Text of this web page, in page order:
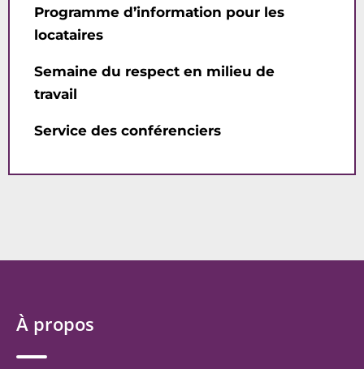
Programme d’information pour les
locataires
Semaine du respect en milieu de
travail
Service des conférenciers
À propos